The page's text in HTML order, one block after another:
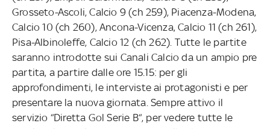
Grosseto-Ascoli, Calcio 9 (ch 259), Piacenza-Modena,
Calcio 10 (ch 260), Ancona-Vicenza, Calcio 11 (ch 261),
Pisa-Albinoleffe, Calcio 12 (ch 262). Tutte le partite
saranno introdotte sui Canali Calcio da un ampio pre
partita, a partire dalle ore 15.15: per gli
approfondimenti, le interviste ai protagonisti e per
presentare la nuova giornata. Sempre attivo il
servizio “Diretta Gol Serie B“, per vedere tutte le